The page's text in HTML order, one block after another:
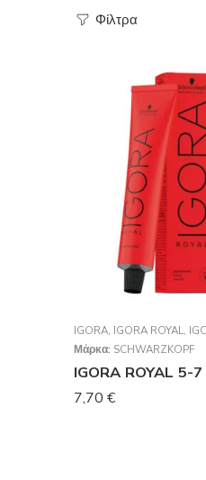
Φίλτρα
IGORA, IGORA ROYAL,
Μάρκα: SCHWARZKOPF
7,70 €